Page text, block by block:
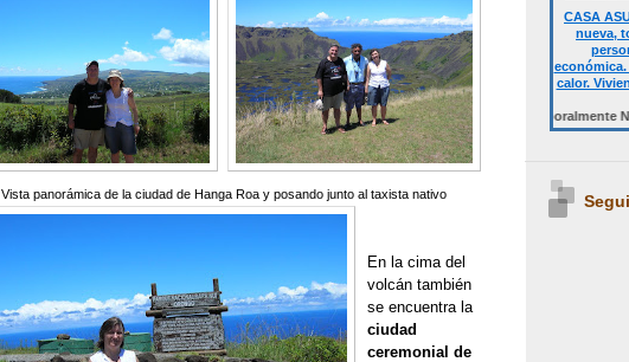
Vista panorámica de la ciudad de Hanga Roa y posando junto al taxista nativo
En la cima del
volcán también
se encuentra la
ciudad
ceremonial de
CASA
nueva,
calor.
Desde 700 € quincena casa completa.Temporalmente NO